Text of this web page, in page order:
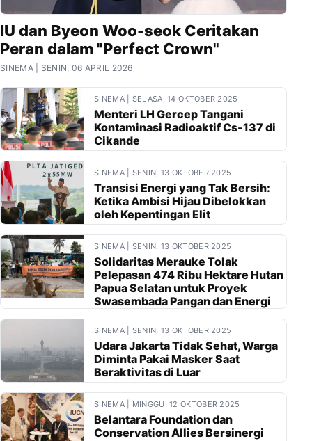
IU dan Byeon Woo-seok Ceritakan
Peran dalam "Perfect Crown"
SINEMA | SENIN, 06 APRIL 2026
SINEMA | SELASA, 14 OKTOBER 2025
Menteri LH Gercep Tangani
Kontaminasi Radioaktif Cs-137 di
Cikande
SINEMA | SENIN, 13 OKTOBER 2025
Transisi Energi yang Tak Bersih:
Ketika Ambisi Hijau Dibelokkan
oleh Kepentingan Elit
SINEMA | SENIN, 13 OKTOBER 2025
Solidaritas Merauke Tolak
Pelepasan 474 Ribu Hektare Hutan
Papua Selatan untuk Proyek
Swasembada Pangan dan Energi
SINEMA | SENIN, 13 OKTOBER 2025
Udara Jakarta Tidak Sehat, Warga
Diminta Pakai Masker Saat
Beraktivitas di Luar
SINEMA | MINGGU, 12 OKTOBER 2025
Belantara Foundation dan
Conservation Allies Bersinergi